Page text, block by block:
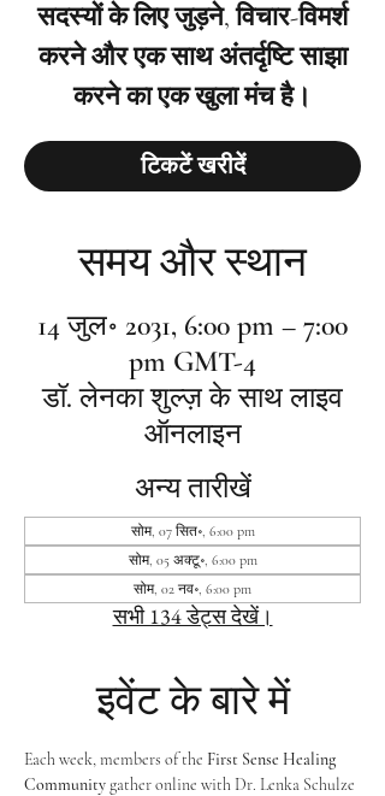
सदस्यों के लिए जुड़ने, विचार-विमर्श
करने और एक साथ अंतर्दृष्टि साझा
करने का एक खुला मंच है।
टिकटें खरीदें
समय और स्थान
14 जुल॰ 2031, 6:00 pm – 7:00
pm GMT-4
डॉ. लेनका शुल्ज़ के साथ लाइव
ऑनलाइन
अन्य तारीखें
सोम, 07 सित॰, 6:00 pm
सोम, 05 अक्टू॰, 6:00 pm
सोम, 02 नव॰, 6:00 pm
सभी 134 डेट्स देखें।
इवेंट के बारे में
Each week, members of the First Sense Healing
Community gather online with Dr. Lenka Schulze